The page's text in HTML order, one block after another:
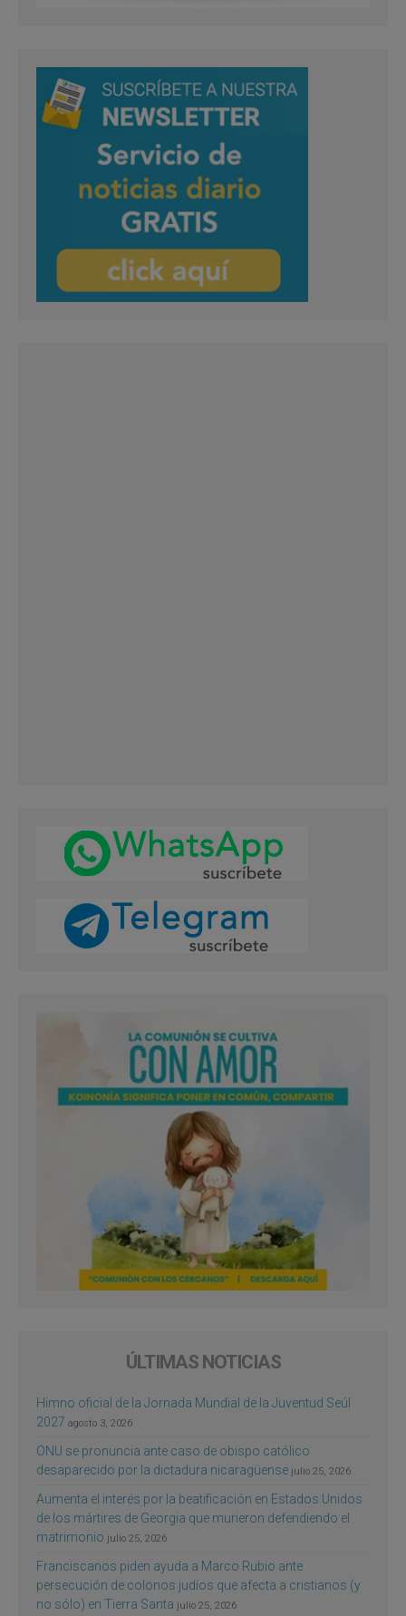
ÚLTIMAS NOTICIAS
Himno oficial de la Jornada Mundial de la Juventud Seúl
2027 agosto 3, 2026
ONU se pronuncia ante caso de obispo católico
desaparecido por la dictadura nicaragüense julio 25, 2026
Aumenta el interés por la beatificación en Estados Unidos
de los mártires de Georgia que murieron defendiendo el
matrimonio julio 25, 2026
Franciscanos piden ayuda a Marco Rubio ante
persecución de colonos judíos que afecta a cristianos (y
no sólo) en Tierra Santa julio 25, 2026